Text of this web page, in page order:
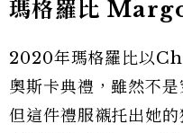
瑪格羅比
2020年瑪格羅比以
奧斯卡典禮，雖然不
但這件禮服襯托出她